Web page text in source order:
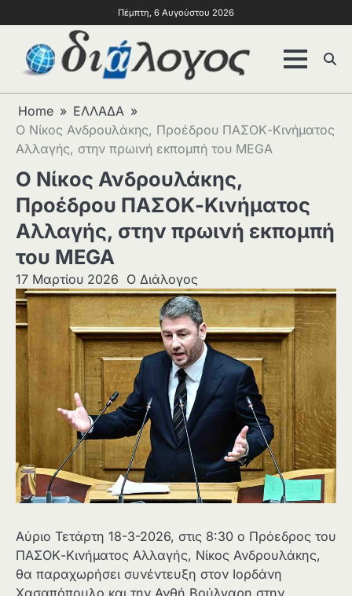
Πέμπτη, 6 Αυγούστου 2026
Home
ΕΛΛΑΔΑ
Ο Νίκος Ανδρουλάκης, Προέδρου ΠΑΣΟΚ-Κινήματος
Αλλαγής, στην πρωινή εκπομπή του MEGA
Ο Νίκος Ανδρουλάκης,
Προέδρου ΠΑΣΟΚ-Κινήματος
Αλλαγής, στην πρωινή εκπομπή
του MEGA
17 Μαρτίου 2026 Ο Διάλογος
Αύριο Τετάρτη 18-3-2026, στις 8:30 ο Πρόεδρος του
ΠΑΣΟΚ-Κινήματος Αλλαγής, Νίκος Ανδρουλάκης,
θα παραχωρήσει συνέντευξη στον Ιορδάνη
Χασαπόπουλο και την Ανθή Βούλγαρη στην